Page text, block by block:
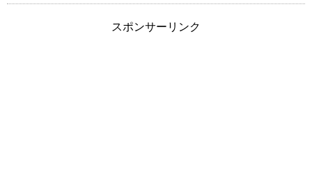
スポンサーリンク